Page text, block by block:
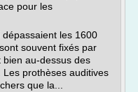
pour les
les 1600
souvent fixés par
au-dessus des
prothèses auditives
que la...